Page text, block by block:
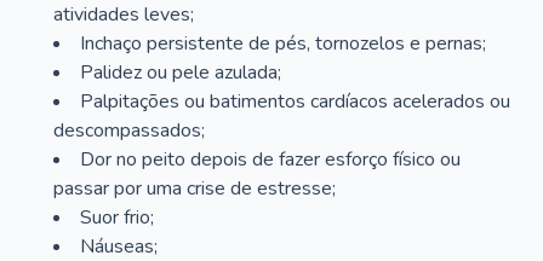
atividades leves;
Inchaço persistente de pés, tornozelos e pernas;
Palidez ou pele azulada;
Palpitações ou batimentos cardíacos acelerados ou
descompassados;
Dor no peito depois de fazer esforço físico ou
passar por uma crise de estresse;
Suor frio;
Náuseas;